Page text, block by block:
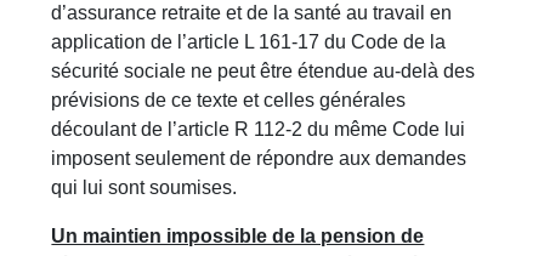
d’assurance retraite et de la santé au travail en
application de l’article L 161-17 du Code de la
sécurité sociale ne peut être étendue au-delà des
prévisions de ce texte et celles générales
découlant de l’article R 112-2 du même Code lui
imposent seulement de répondre aux demandes
qui lui sont soumises.
Un maintien impossible de la pension de